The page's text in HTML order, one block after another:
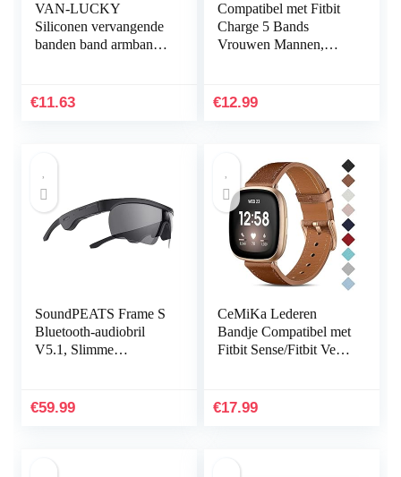
VAN-LUCKY
Siliconen vervangende
banden band armband
accessoires groot
€11.63
Compatibel met Fitbit
Charge 5 Bands
Vrouwen Mannen,
Horlogeband
€12.99
SoundPEATS Frame S
Bluetooth-audiobril
V5.1, Slimme
aptX HD-audio, 5 uur
€59.99
CeMiKa Lederen
Bandje Compatibel met
Fitbit Sense/Fitbit Versa
Compatibel met Fitbit
€17.99